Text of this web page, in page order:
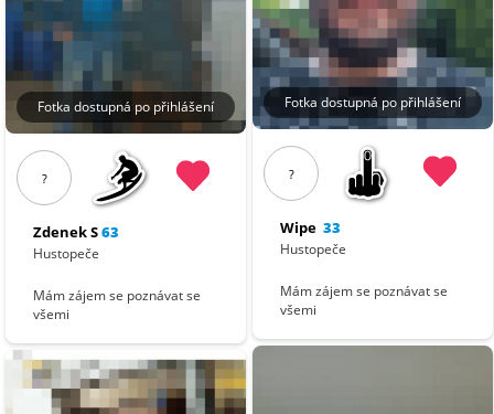
Fotka dostupná po přihlášení
?
Zdenek S63
Hustopeče
Mám zájem se poznávat se
všemi
Fotka dostupná po přihlášení
?
Wipe 33
Hustopeče
Mám zájem se poznávat se
všemi